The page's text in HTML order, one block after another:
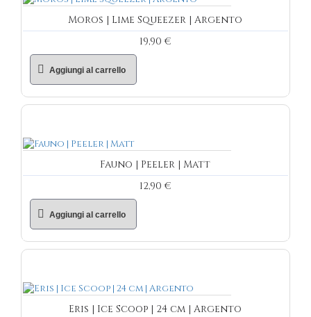
Moros | Lime Squeezer | Argento
19,90 €
Aggiungi al carrello
Fauno | Peeler | Matt
12,90 €
Aggiungi al carrello
Eris | Ice Scoop | 24 cm | Argento